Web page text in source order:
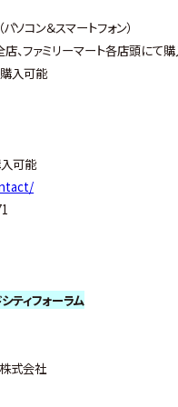
（パソコン＆スマートフォン）
、ファミリーマート各店頭にて
入可能
入可能
ティフォーラム
株式会社